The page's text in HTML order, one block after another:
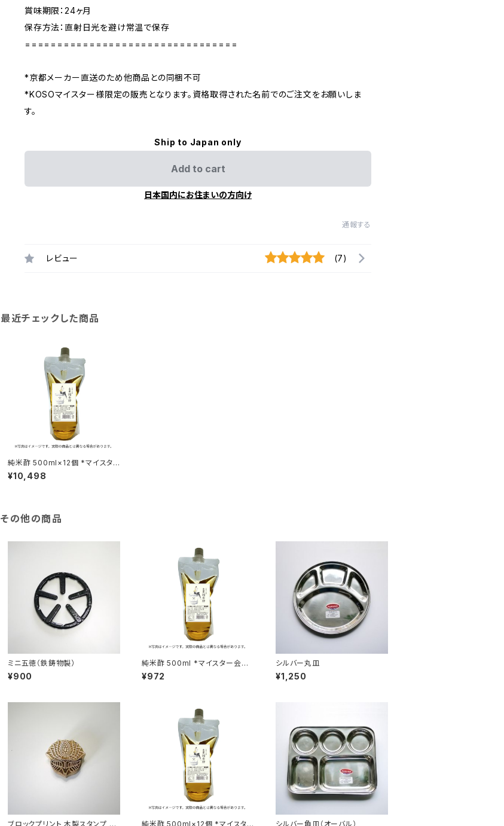
賞味期限：24ヶ月
保存方法：直射日光を避け常温で保存
=================================
*京都メーカー直送のため他商品との同梱不可
*KOSOマイスター様限定の販売となります。資格取得された名前でのご注文をお願いしま
す。
Ship to Japan only
Add to cart
日本国内にお住まいの方向け
通報する
レビュー (7)
最近チェックした商品
純米酢 500ml×12個 *マイスタ
ー会員限定商品
¥10,498
その他の商品
ミニ五徳（鉄鋳物製）
¥900
純米酢 500ml *マイスター会員
限定商品
¥972
シルバー丸皿
¥1,250
ブロックプリント 木製スタンプ 蓮 純米酢 500ml×12個 *マイスタ シルバー角皿（オーバル）